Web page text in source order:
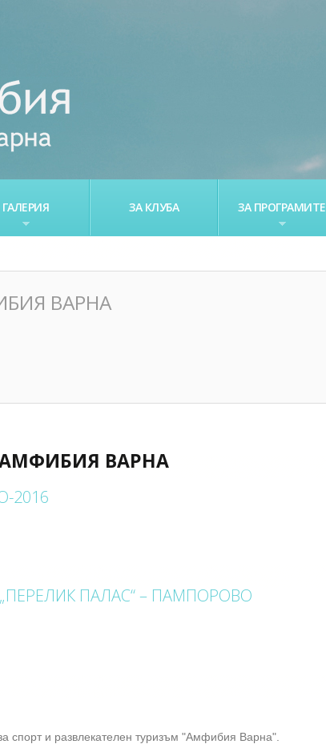
ГАЛЕРИЯ ЗА КЛУБА ЗА ПРОГРАМИТЕ
ВАРНА
АМФИБИЯ ВАРНА
2016
ПАЛАС“ – ПАМПОРОВО
спорт и развлекателен туризъм "Амфибия Варна".